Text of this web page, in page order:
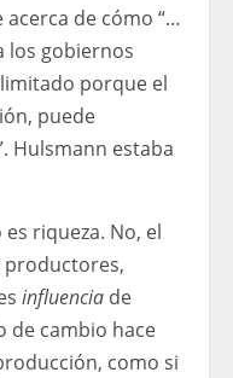
de cómo “…
los gobiernos
porque el
puede
Hulsmann estaba
riqueza. No, el
influencia de
de cambio hace
como si